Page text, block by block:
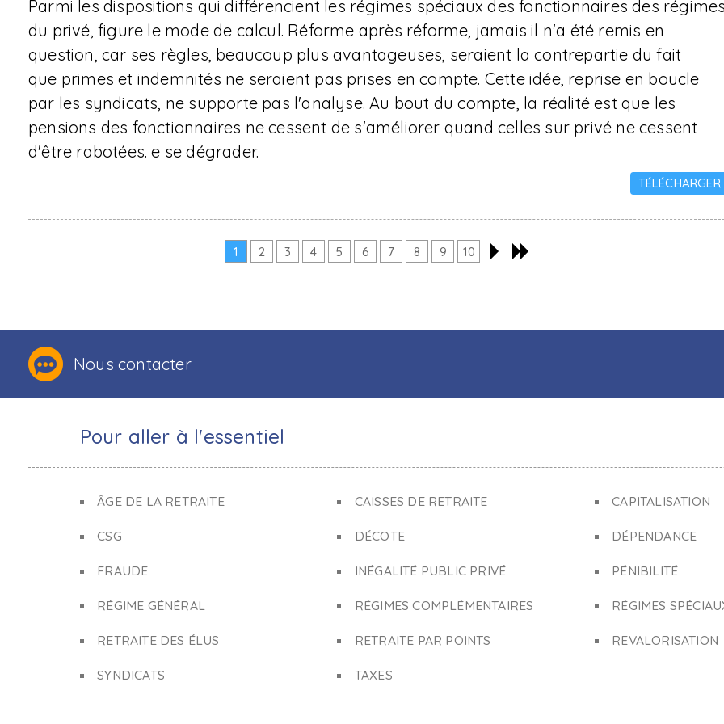
Parmi les dispositions qui différencient les régimes spéciaux des fonctionnaires des
du privé, figure le mode de calcul. Réforme après réforme, jamais il n'a été remis en
question, car ses règles, beaucoup plus avantageuses, seraient la contrepartie du fait
que primes et indemnités ne seraient pas prises en compte. Cette idée, reprise en boucle
par les syndicats, ne supporte pas l'analyse. Au bout du compte, la réalité est que les
pensions des fonctionnaires ne cessent de s'améliorer quand celles sur privé ne cessent
d'être rabotées. e se dégrader.
TÉLÉCHARGER
1 2 3 4 5 6 7 8 9 10
Nous contacter
Pour aller à l'essentiel
ÂGE DE LA RETRAITE CAISSES DE RETRAITE CAPITALISATION
CSG DÉCOTE DÉPENDANCE
FRAUDE INÉGALITÉ PUBLIC PRIVÉ PÉNIBILITÉ
RÉGIME GÉNÉRAL RÉGIMES COMPLÉMENTAIRES RÉGIMES
RETRAITE DES ÉLUS RETRAITE PAR POINTS REVALORISATION
SYNDICATS TAXES